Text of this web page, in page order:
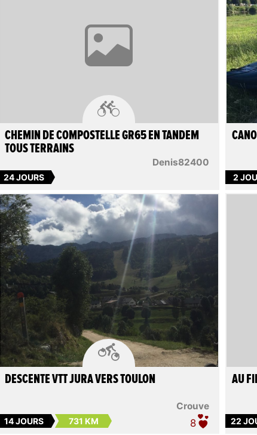

Denis82400
CHEMIN DE COMPOSTELLE GR65 EN TANDEM
TOUS TERRAINS
24 JOURS 2

Crouve
DESCENTE VTT JURA VERS TOULON
14 JOURS 731 KM 8
AU
22